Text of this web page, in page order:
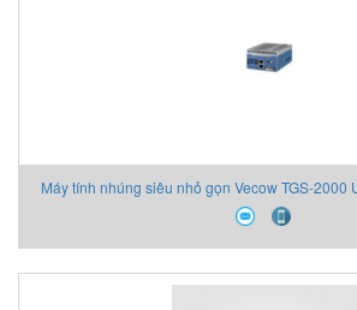
Máy tính nhúng siêu nhỏ gọn Vecow TGS-2000